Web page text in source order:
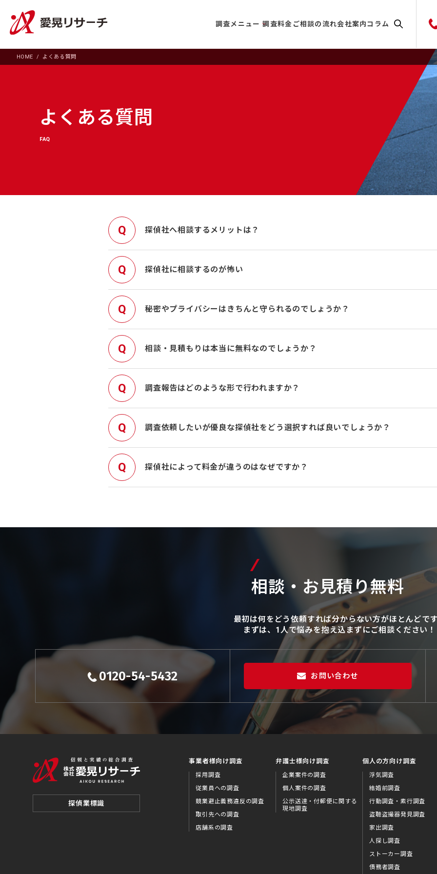
調査メニュー 調査料金 ご相談の流れ会社案内コラム
よくある質問
FAQ
HOME よくある質問
探偵社へ相談するメリットは？
探偵社に相談するのが怖い
秘密やプライバシーはきちんと守られるのでしょうか？
相談・見積もりは本当に無料なのでしょうか？
調査報告はどのような形で行われますか？
調査依頼したいが優良な探偵社をどう選択すれば良いでしょうか？
探偵社によって料金が違うのはなぜですか？
相談・お見積り無料
最初は何をどう依頼すれば分からない方がほとんどで
まずは、1人で悩みを抱え込まずにご相談ください！
0120-54-5432 お問い合わせ
探偵業標識
事業者様向け調査
採用調査
従業員への調査
競業避止義務違反の調査
取引先への調査
店舗系の調査
弁護士様向け調査
企業案件の調査
個人案件の調査
公示送達・付郵便に関する
現地調査
個人の方向け調査
浮気調査
結婚前調査
行動調査・素行調査
盗聴盗撮器発見調査
家出調査
人探し調査
ストーカー調査
債務者調査